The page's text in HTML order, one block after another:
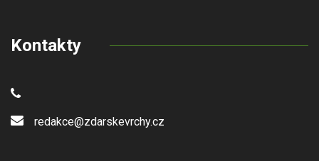
Kontakty
redakce@zdarskevrchy.cz